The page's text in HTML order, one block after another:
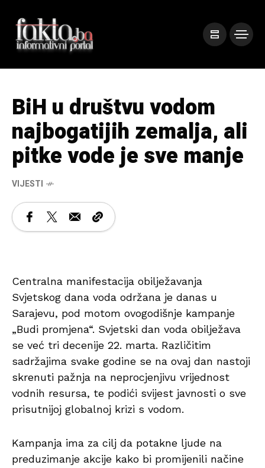
BiH u društvu vodom
najbogatijih zemalja, ali
pitke vode je sve manje
VIJESTI
Centralna manifestacija obilježavanja
Svjetskog dana voda održana je danas u
Sarajevu, pod motom ovogodišnje kampanje
„Budi promjena“. Svjetski dan voda obilježava
se već tri decenije 22. marta. Različitim
sadržajima svake godine se na ovaj dan nastoji
skrenuti pažnja na neprocjenjivu vrijednost
vodnih resursa, te podići svijest javnosti o sve
prisutnijoj globalnoj krizi s vodom.
Kampanja ima za cilj da potakne ljude na
preduzimanje akcije kako bi promijenili načine